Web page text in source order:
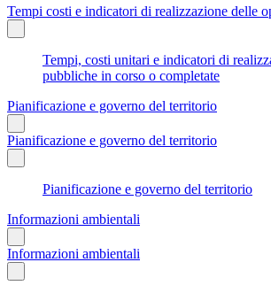
Tempi costi e indicatori di realizzazione delle
Tempi, costi unitari e indicatori di
pubbliche in corso o completate
Pianificazione e governo del territorio
Pianificazione e governo del territorio
Pianificazione e governo del territorio
Informazioni ambientali
Informazioni ambientali